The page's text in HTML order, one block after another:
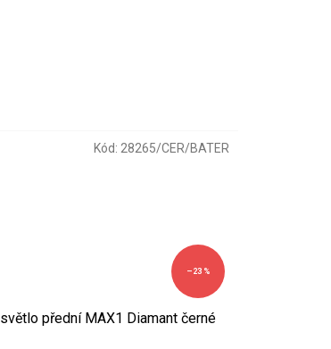
–23 %
světlo přední MAX1 Diamant černé
Kód: 28265/CER/BATER